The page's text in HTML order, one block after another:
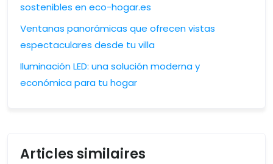
sostenibles en eco-hogar.es
Ventanas panorámicas que ofrecen vistas
espectaculares desde tu villa
Iluminación LED: una solución moderna y
económica para tu hogar
Articles similaires